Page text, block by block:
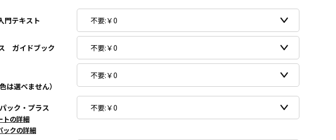
門テキスト
ガイドブック
は選べません）
ック・プラス
トの詳細
ックの詳細